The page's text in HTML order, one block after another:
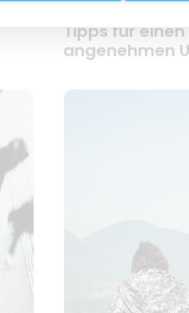
Tipps für
angenehmen